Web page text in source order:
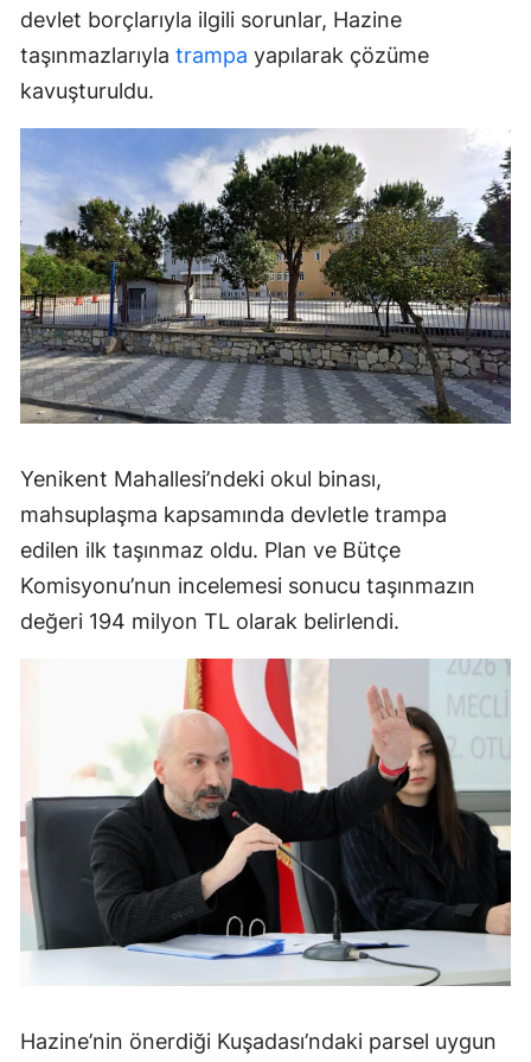
devlet borçlarıyla ilgili sorunlar, Hazine
taşınmazlarıyla trampa yapılarak çözüme
kavuşturuldu.
Yenikent Mahallesi’ndeki okul binası,
mahsuplaşma kapsamında devletle trampa
edilen ilk taşınmaz oldu. Plan ve Bütçe
Komisyonu’nun incelemesi sonucu taşınmazın
değeri 194 milyon TL olarak belirlendi.
Hazine’nin önerdiği Kuşadası’ndaki parsel uygun